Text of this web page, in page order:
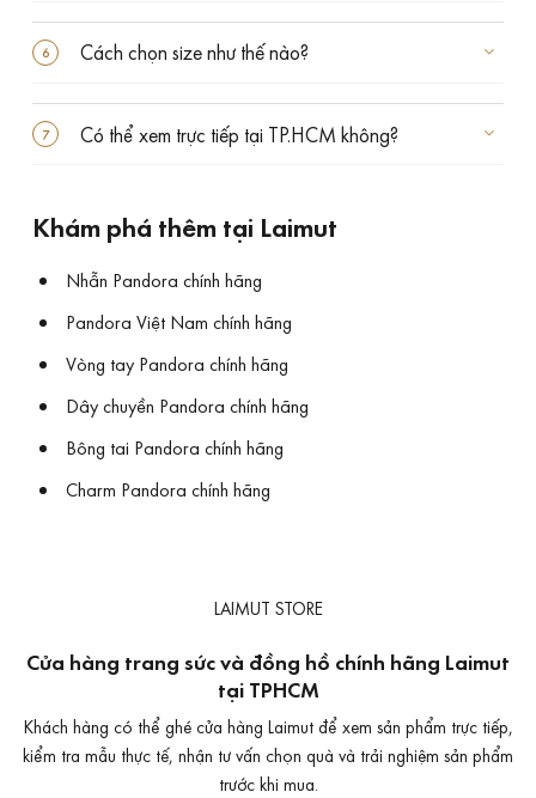
Cách chọn size như thế nào?
Có thể xem trực tiếp tại TP.HCM không?
Khám phá thêm tại Laimut
Nhẫn Pandora chính hãng
Pandora Việt Nam chính hãng
Vòng tay Pandora chính hãng
Dây chuyền Pandora chính hãng
Bông tai Pandora chính hãng
Charm Pandora chính hãng
LAIMUT STORE
Cửa hàng trang sức và đồng hồ chính hãng Laimut
tại TPHCM
Khách hàng có thể ghé cửa hàng Laimut để xem sản phẩm trực tiếp,
kiểm tra mẫu thực tế, nhận tư vấn chọn quà và trải nghiệm sản phẩm
trước khi mua.